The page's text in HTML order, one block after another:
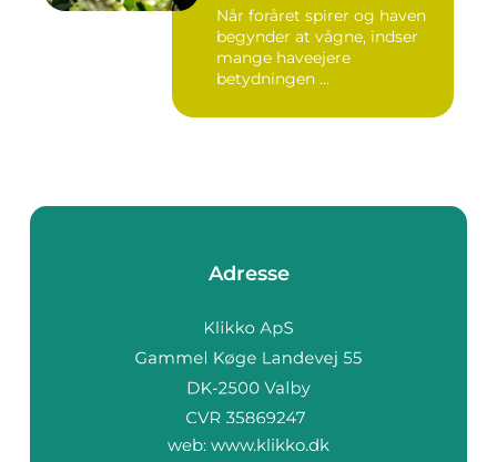
Når foråret spirer og haven
begynder at vågne, indser
mange haveejere
betydningen ...
Adresse
web: www.klikko.dk